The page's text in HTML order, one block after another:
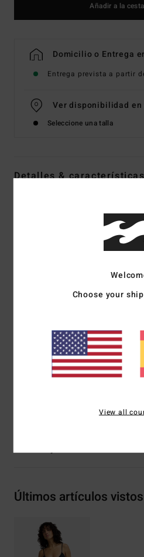
Añadir a la cesta
Domicilio o Entrega
Entrega prevista a partir
Ver disponibilidad
Seleccione una talla
Detalles &
Código
Tirantes ajustables y cierre
Busto con detalle de frunces
Copas extraíbles
Logo bordado
Últimos artículos vistos
Choose your
View all